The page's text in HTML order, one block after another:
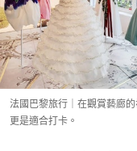
法國巴黎旅行｜在觀賞藝廊
更是適合打卡。